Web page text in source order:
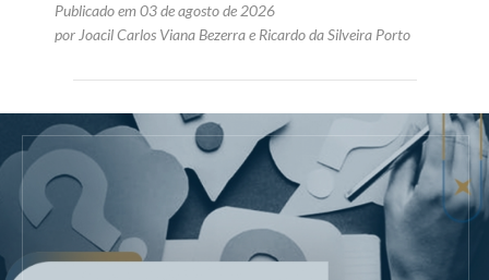
Publicado em 03 de agosto de 2026
por Joacil Carlos Viana Bezerrae Ricardo da Silveira Porto